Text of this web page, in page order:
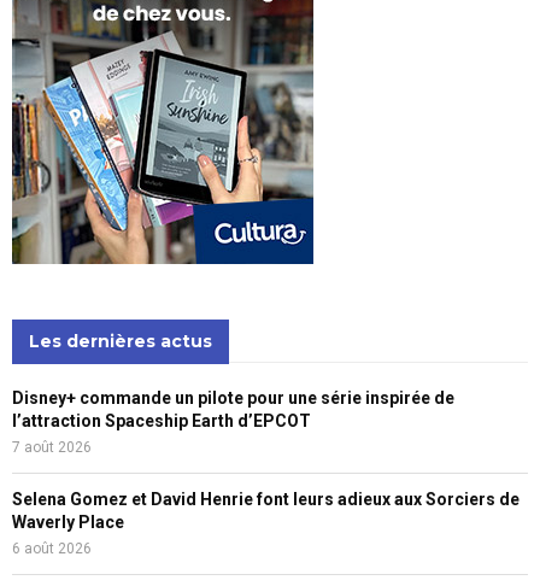
Les dernières actus
Disney+ commande un pilote pour une série inspirée de
l’attraction Spaceship Earth d’EPCOT
7 août 2026
Selena Gomez et David Henrie font leurs adieux aux Sorciers de
Waverly Place
6 août 2026